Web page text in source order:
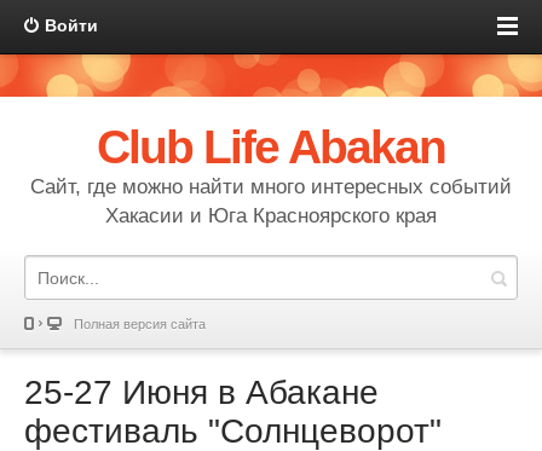
Войти
Club Life Abakan
Сайт, где можно найти много интересных событий
Хакасии и Юга Красноярского края
Полная версия сайта
25-27 Июня в Абакане
фестиваль "Солнцеворот"